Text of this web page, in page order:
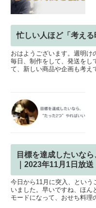
忙しい人ほど「考え
おはようございます。週明け
毎日、制作をして、発送をし
て、新しい商品や企画も考え
目標を達成したいな
｜2023年11月1日放送
今日から11月に突入、という
いました。早いですね、ほん
モードになって、おせち料理